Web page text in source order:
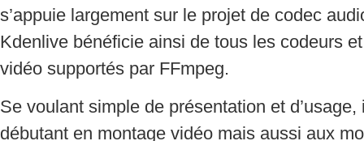
s’appuie largement sur le projet de codec
Kdenlive bénéficie ainsi de tous les codeurs
vidéo supportés par FFmpeg.
Se voulant simple de présentation et d’usage,
débutant en montage vidéo mais aussi aux